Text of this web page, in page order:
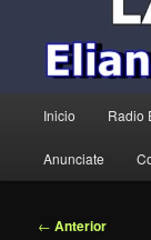
principal
Inicio Radio
Anunciate
Navegación
← Anterior